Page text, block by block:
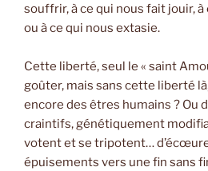
souffrir, à ce qui nous fait jouir,
ou à ce qui nous extasie.
Cette liberté, seul le « saint
goûter, mais sans cette liberté
encore des êtres humains ? Ou
craintifs, génétiquement
votent et se tripotent…
épuisements vers une fin sans